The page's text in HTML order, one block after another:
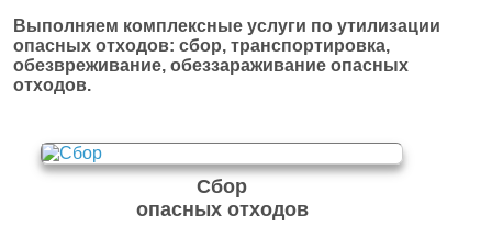
Выполняем комплексные услуги по утилизации
опасных отходов: сбор, транспортировка,
обезвреживание, обеззараживание опасных
отходов.
Сбор
опасных отходов